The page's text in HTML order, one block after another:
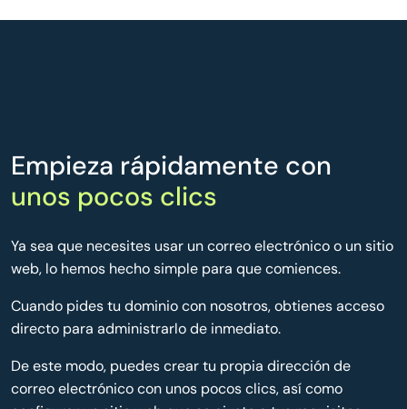
Empieza rápidamente con
unos pocos clics
Ya sea que necesites usar un correo electrónico o un sitio
web, lo hemos hecho simple para que comiences.
Cuando pides tu dominio con nosotros, obtienes acceso
directo para administrarlo de inmediato.
De este modo, puedes crear tu propia dirección de
correo electrónico con unos pocos clics, así como